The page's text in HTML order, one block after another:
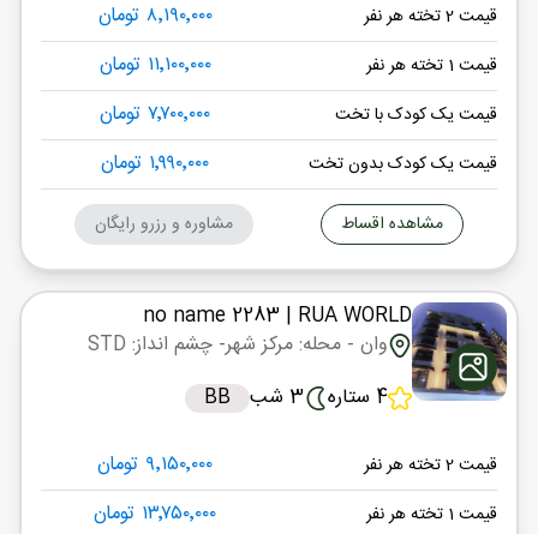
قیمت 2 تخته هر نفر ۸٬۱۹۰٬۰۰۰ تومان
قیمت 1 تخته هر نفر ۱۱٬۱۰۰٬۰۰۰ تومان
قیمت یک کودک با تخت ۷٬۷۰۰٬۰۰۰ تومان
قیمت یک کودک بدون تخت ۱٬۹۹۰٬۰۰۰ تومان
مشاهده اقساط مشاوره و رزرو رایگان
no name 2283 | RUA WORLD
وان - محله: مرکز شهر- چشم انداز: STD
4 ستاره
3 شب BB
قیمت 2 تخته هر نفر ۹٬۱۵۰٬۰۰۰ تومان
قیمت 1 تخته هر نفر ۱۳٬۷۵۰٬۰۰۰ تومان